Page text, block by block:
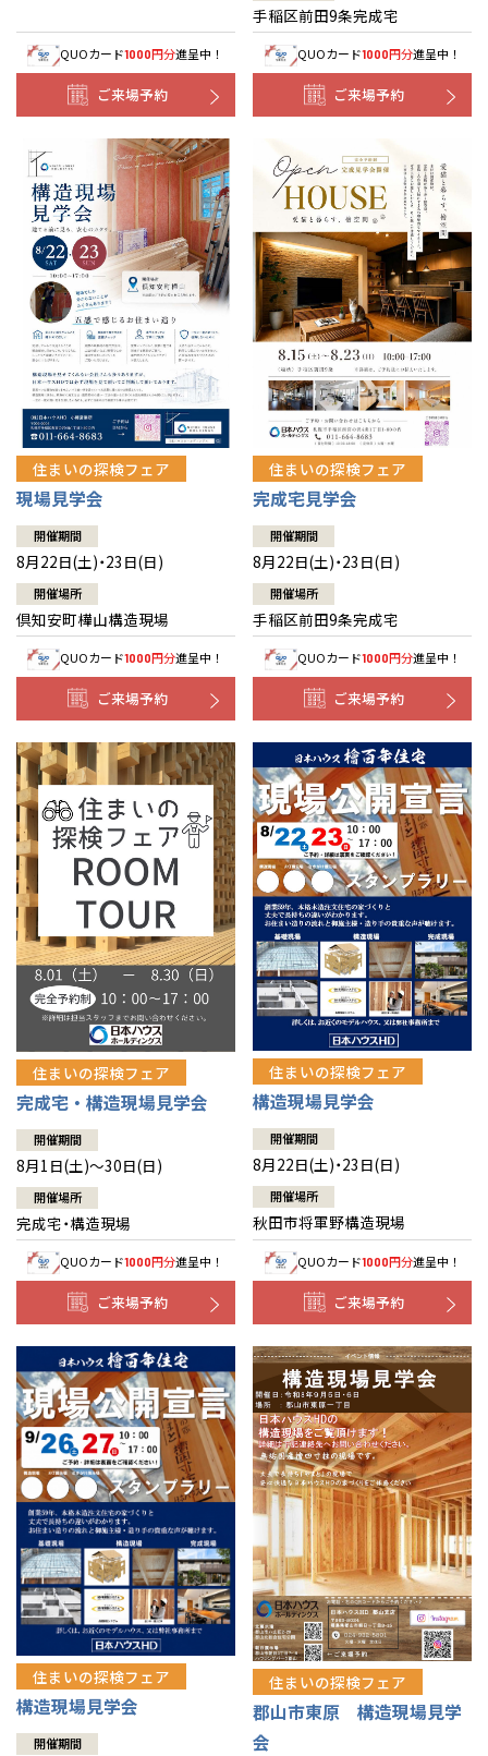
QUOカード1000円分進呈中！
ご来場予約
手稲区前田9条完成宅
QUOカード1000円分進呈中！
ご来場予約
住まいの探検フェア
現場見学会
開催期間
8月22日(土)・23日(日)
開催場所
倶知安町樺山構造現場
QUOカード1000円分進呈中！
ご来場予約
住まいの探検フェア
完成宅見学会
開催期間
8月22日(土)・23日(日)
開催場所
手稲区前田9条完成宅
QUOカード1000円分進呈中！
ご来場予約
住まいの探検フェア
完成宅・構造現場見学会
開催期間
8月1日(土)～30日(日)
開催場所
完成宅・構造現場
QUOカード1000円分進呈中！
ご来場予約
住まいの探検フェア
構造現場見学会
開催期間
8月22日(土)・23日(日)
開催場所
秋田市将軍野構造現場
QUOカード1000円分進呈中！
ご来場予約
住まいの探検フェア
構造現場見学会
開催期間
住まいの探検フェア
郡山市東原 構造現場見学
会
全国の展示場
北海道
札幌
道央
道北
道南
道東
東北
青森
秋田
岩手
山形
宮城
福島
甲信越・北陸
新潟
山梨
長野
富山
石川
福井
関東
東京
神奈川
埼玉
千葉
茨城
栃木
群馬
東海
愛知
岐阜
静岡
三重
近畿
大阪
京都
兵庫
奈良
滋賀
和歌山
中国・四国
岡山
香川
愛媛
鳥取
島根
広島
山口
徳島
高知
九州
福岡
佐賀
熊本
大分
宮崎
鹿児島
長崎
沖縄
分譲マンション
※現住所のある都道府県以外の建築予定地の方でも現住所の有るお近
くの展示場又は店舗にお問合せください。移住の計画の方もご相談対
応します。お気軽にご相談ください。
お近くのイベント
北海道
札幌
札幌
小樽
道央
苫小牧千歳
小樽
道北
道南
道東
釧路
東北
青森県
八戸
青森
秋田県
秋田
岩手県
山形県
宮城県
仙台
福島県
会津
甲信越・北陸
新潟県
長岡
山梨県
長野県
富山県
富山
石川県
福井県
福井
関東
東京都
神奈川県
相模
埼玉県
埼玉
千葉県
千葉
柏
茨城県
水戸
栃木県
宇都宮
小山
群馬県
群馬
伊勢崎
東海
愛知県
岐阜県
岐阜
静岡県
三重県
四日市
近畿
大阪府
大阪
京都府
京都
兵庫県
姫路
奈良県
奈良
中国・四国
岡山県
岡山
愛媛県
松山
九州
福岡県
福岡
佐賀県
佐賀
熊本県
熊本
大分県
大分
宮崎県
宮崎
鹿児島県
鹿児島